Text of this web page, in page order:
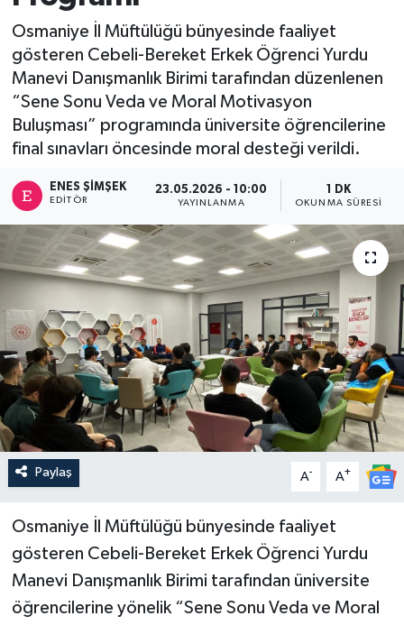
Osmaniye İl Müftülüğü bünyesinde faaliyet
gösteren Cebeli-Bereket Erkek Öğrenci Yurdu
Manevi Danışmanlık Birimi tarafından düzenlenen
“Sene Sonu Veda ve Moral Motivasyon
Buluşması” programında üniversite öğrencilerine
final sınavları öncesinde moral desteği verildi.
ENES ŞIMŞEK
EDITÖR
23.05.2026 - 10:00
YAYINLANMA
1 DK
OKUNMA SÜRESI
Paylaş A- A+
Osmaniye İl Müftülüğü bünyesinde faaliyet
gösteren Cebeli-Bereket Erkek Öğrenci Yurdu
Manevi Danışmanlık Birimi tarafından üniversite
öğrencilerine yönelik “Sene Sonu Veda ve Moral